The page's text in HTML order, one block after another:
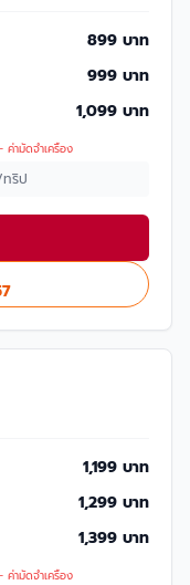
899 บาท
999 บาท
1,099 บาท
ค่ามัดจำเครื่อง
ริป
1,199 บาท
1,299 บาท
1,399 บาท
ค่ามัดจำเครื่อง